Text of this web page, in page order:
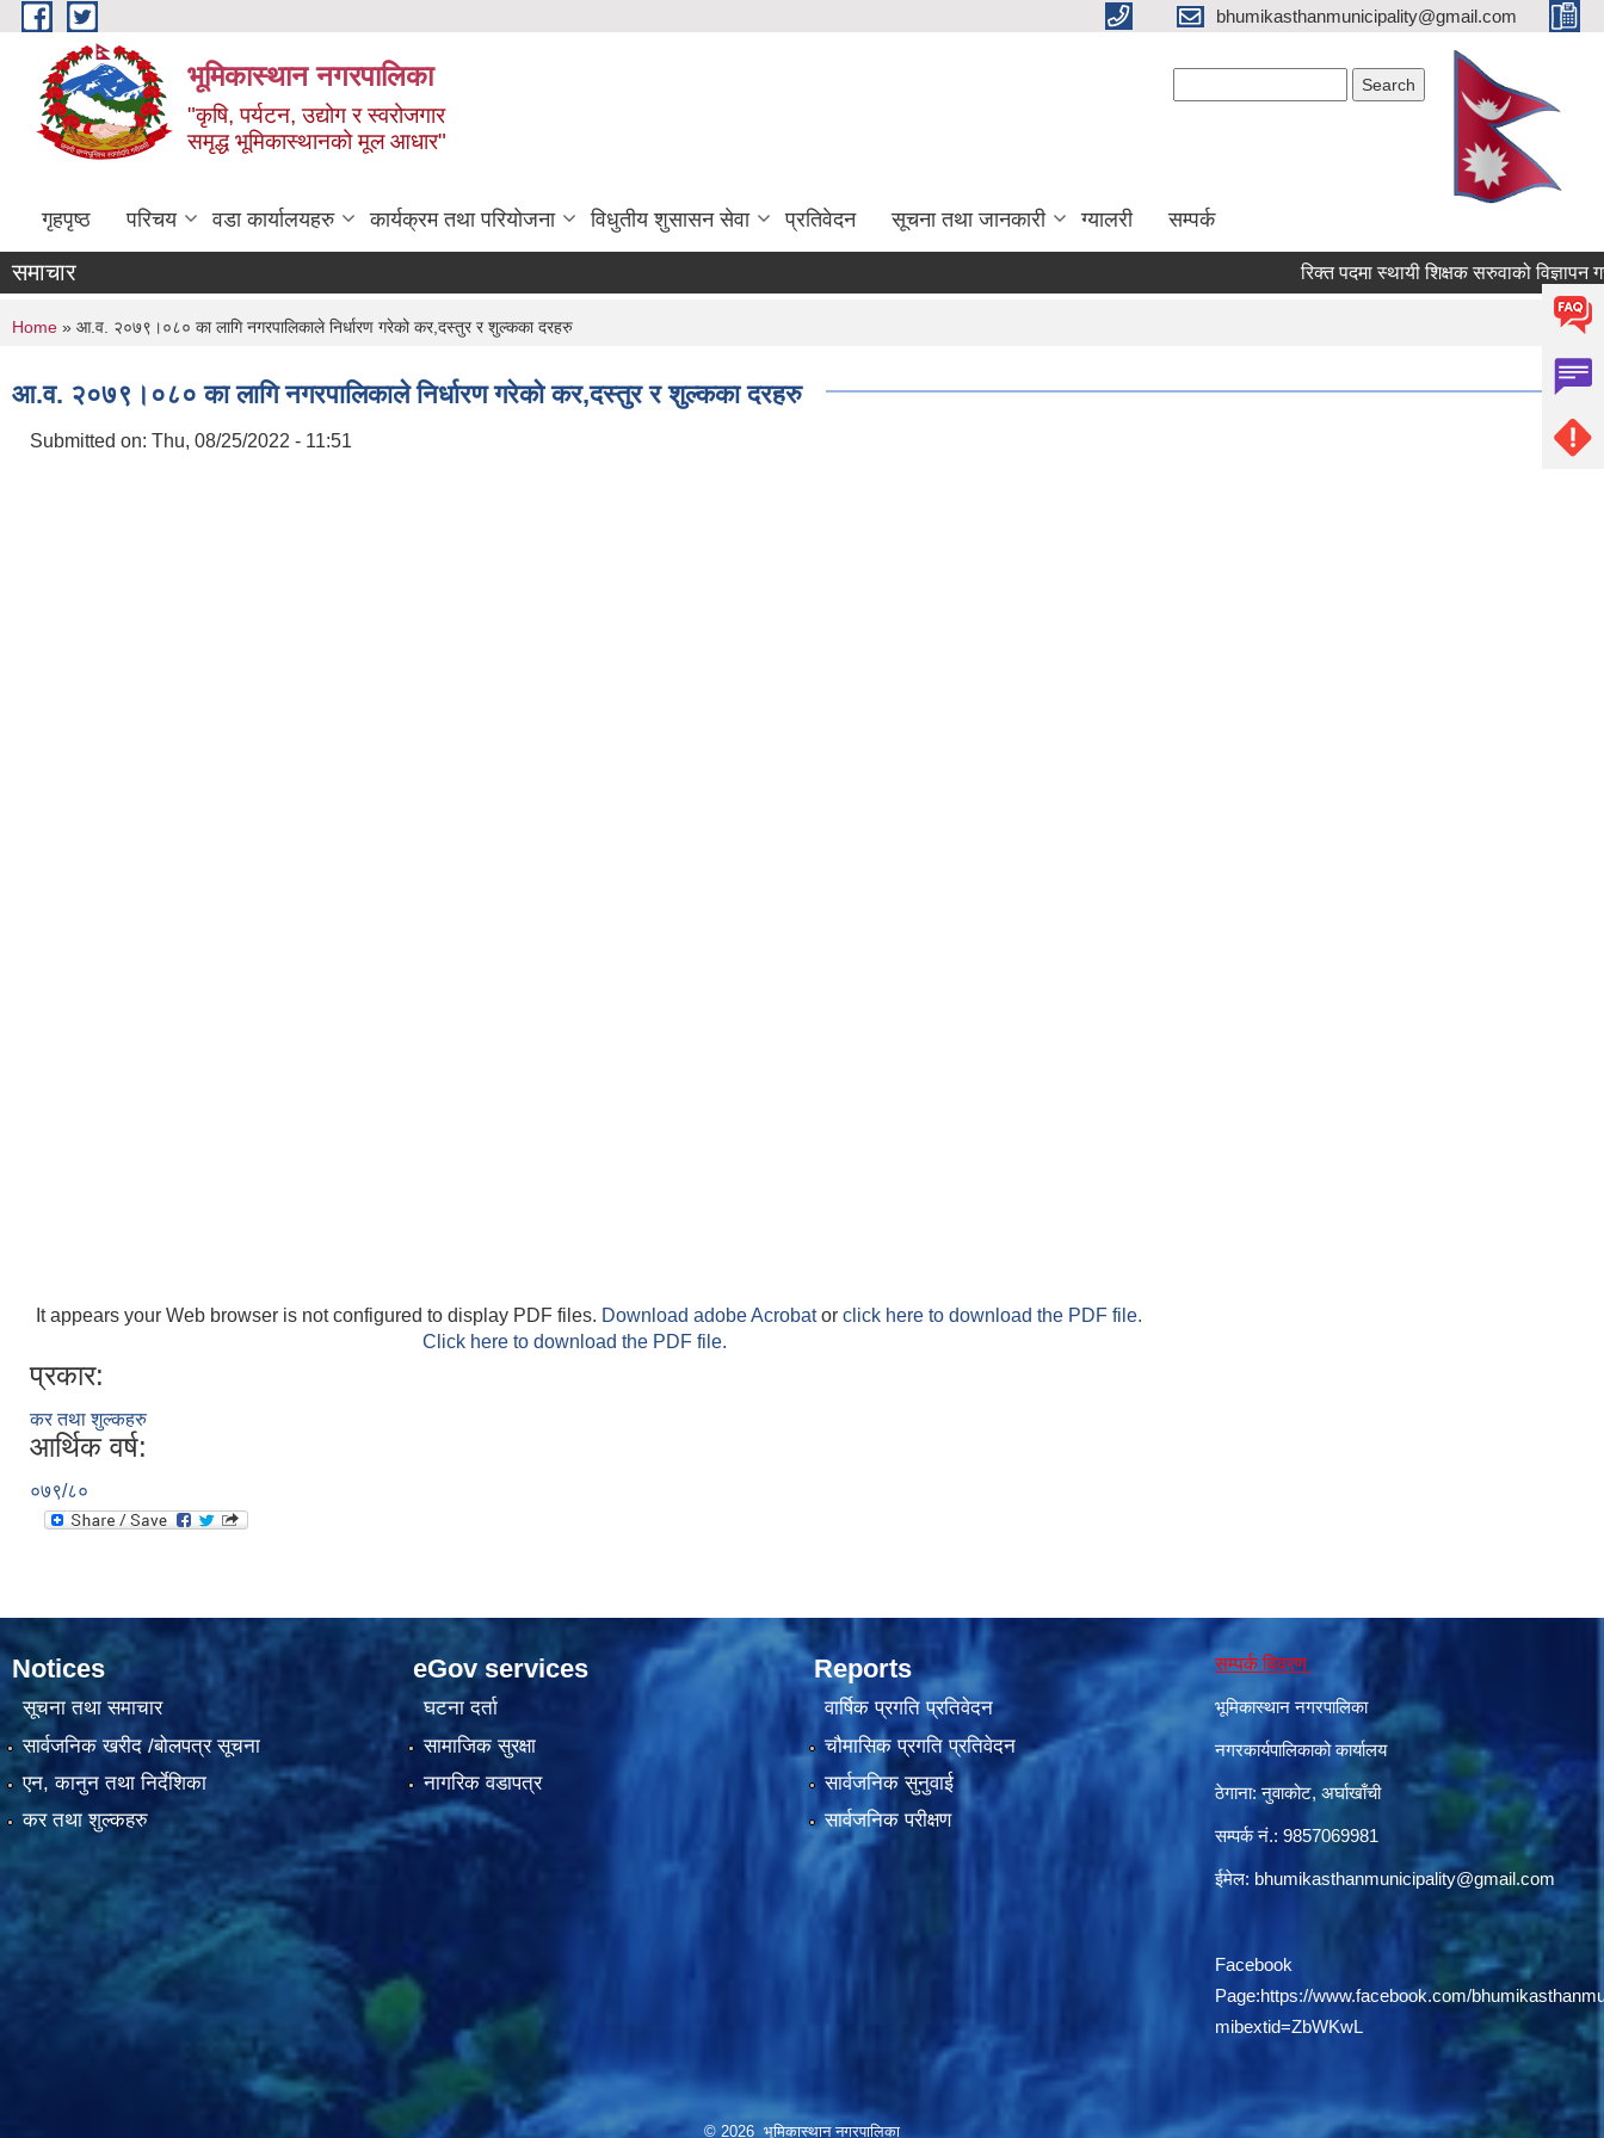
Skip to main content bhumikasthanmunicipality@gmail.com
भूमिकास्थान नगरपालिका
"कृषि, पर्यटन, उद्योग र स्वरोजगार
समृद्ध भूमिकास्थानको मूल आधार"
गृहपृष्ठ परिचय वडा कार्यालयहरु कार्यक्रम तथा परियोजना विधुतीय शुसासन सेवा प्रतिवेदन सूचना तथा जानकारी ग्यालरी सम्पर्क
समाचार रिक्त पदमा स्थायी शिक्षक सरुवाको विज्ञापन
You are here
Home » आ.व. २०७९।०८० का लागि नगरपालिकाले निर्धारण गरेको कर,दस्तुर र शुल्कका दरहरु
आ.व. २०७९।०८० का लागि नगरपालिकाले निर्धारण गरेको कर,दस्तुर र शुल्कका दरहरु
Submitted on: Thu, 08/25/2022 - 11:51
It appears your Web browser is not configured to display PDF files. Download adobe Acrobator click here to download the PDF file.
Click here to download the PDF file.
प्रकार:
कर तथा शुल्कहरु
आर्थिक वर्ष:
०७९/८०
Notices
सूचना तथा समाचार
सार्वजनिक खरीद /बोलपत्र सूचना
एन, कानुन तथा निर्देशिका
कर तथा शुल्कहरु
eGov services
घटना दर्ता
सामाजिक सुरक्षा
नागरिक वडापत्र
Reports
वार्षिक प्रगति प्रतिवेदन
चौमासिक प्रगति प्रतिवेदन
सार्वजनिक सुनुवाई
सार्वजनिक परीक्षण
सम्पर्क विवरण
भूमिकास्थान नगरपालिका
नगरकार्यपालिकाको कार्यालय
ठेगाना: नुवाकोट, अर्घाखाँची
सम्पर्क नं.: 9857069981
ईमेल: bhumikasthanmunicipality@gmail.com
Facebook
Page:https://www.facebook.com/
mibextid=ZbWKwL
© 2026 भूमिकास्थान नगरपालिका